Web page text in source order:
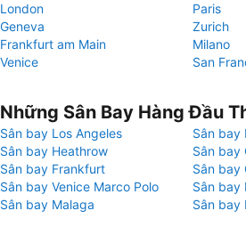
London
Paris
Geneva
Zurich
Frankfurt am Main
Milano
Venice
San
Những Sân Bay Hàng Đầu
Sân bay Los Angeles
Sân bay
Sân bay Heathrow
Sân bay
Sân bay Frankfurt
Sân bay
Sân bay Venice Marco Polo
Sân bay
Sân bay Malaga
Sân bay